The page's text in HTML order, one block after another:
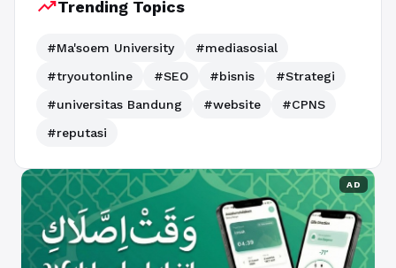
trending_upTrending Topics
#Ma'soem University
#mediasosial
#tryoutonline
#SEO #bisnis
#Strategi
#universitas Bandung
#website
#CPNS
#reputasi
AD